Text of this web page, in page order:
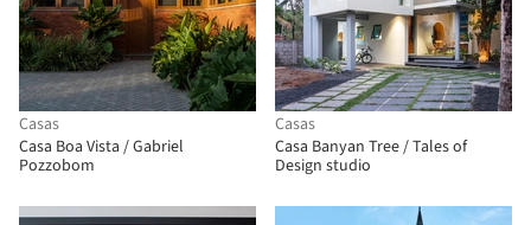
Casas
Casa Boa Vista / Gabriel
Pozzobom
Casas
Casa Banyan Tree / Tales of
Design studio